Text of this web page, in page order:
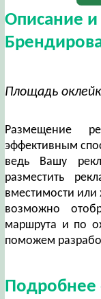
Описание и
Площадь
Размещение
эффективным
ведь Вашу
разместить
вместимости или
возможно
маршрута и по
поможем
Подробнее